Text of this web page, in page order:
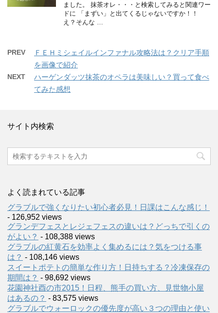
ました。 抹茶オレ・・・と検索してみると関連ワー
ドに 「まずい」と出てくるじゃないですか！！
え？そんな …
PREV
ＦＥＨミシェイルインファナル攻略法は？クリア手順
を画像で紹介
NEXT
ハーゲンダッツ抹茶のオペラは美味しい？買って食べ
てみた感想
サイト内検索
よく読まれている記事
グラブルで強くなりたい初心者必見！日課はこんな感じ！
- 126,952 views
グランデフェスとレジェフェスの違いは？どっちで引くの
がよい？ - 108,388 views
グラブルの紅黄石を効率よく集めるには？気をつける事
は？ - 108,146 views
スイートポテトの簡単な作り方！日持ちする？冷凍保存の
期間は？ - 98,692 views
花園神社酉の市2015！日程、熊手の買い方、見世物小屋
はあるの？ - 83,575 views
グラブルでウォーロックの優先度が高い３つの理由と使い